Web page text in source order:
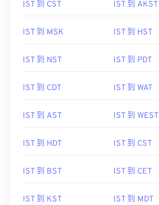
IST 到 CST IST 到 AKST
IST 到 MSK IST 到 HST
IST 到 NST IST 到 PDT
IST 到 CDT IST 到 WAT
IST 到 AST IST 到 WEST
IST 到 HDT IST 到 CST
IST 到 BST IST 到 CET
IST 到 KST IST 到 MDT